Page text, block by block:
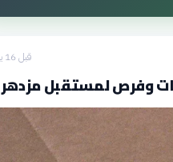
قبل 16 يومًا
وفرص لمستقبل مزدهر